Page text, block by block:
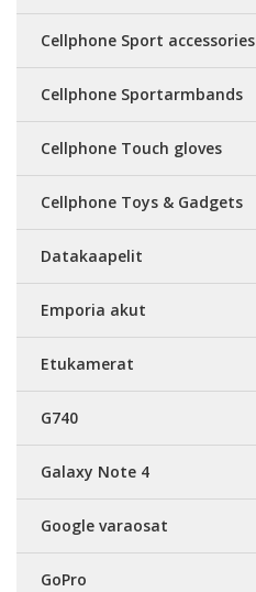
Cellphone Sport accessories
Cellphone Sportarmbands
Cellphone Touch gloves
Cellphone Toys & Gadgets
Datakaapelit
Emporia akut
Etukamerat
G740
Galaxy Note 4
Google varaosat
GoPro